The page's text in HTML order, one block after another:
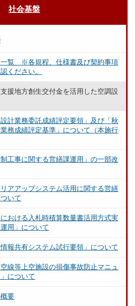
社会基盤
一覧 ※各規程、仕様書及び契約事項
ください。
援地方創生交付金を活用した空調設
設計業務委託成績評定要領」及び「秋
務成績評定基準」について（本施行
制工事に関する営繕課運用」の一部改
リアアップシステム活用に関する営繕
いて
における入札時積算数量書活用方式実
用」について
情報共有システム試行要領」について
空線等上空施設の損傷事故防止マニュ
について
要